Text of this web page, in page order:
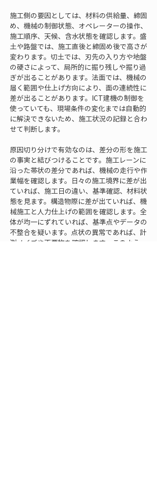
施工側の要因としては、材料の供給量、締固
め、機械の制御状態、オペレーターの操作、
施工順序、天候、含水状態を確認します。盛
土や路盤では、施工直後と締固め後で高さが
変わります。切土では、刃先の入り方や地盤
の硬さによって、局所的に掘り残しや掘り過
ぎが出ることがあります。法面では、機械の
届く範囲や仕上げ方向により、面の連続性に
差が出ることがあります。ICT建機の制御を
使っていても、現場条件の変化までは自動的
に解決できないため、施工状況の記録と合わ
せて判断します。
原因切り分けで有効なのは、差分の形を施工
の事実と結びつけることです。施工レーンに
沿った帯状の差分であれば、機械の走行や作
業幅を確認します。日々の施工境界に差が出
ていれば、施工日の違い、基準確認、材料状
態を見ます。構造物際に差が出ていれば、機
械施工と人力仕上げの範囲を確認します。全
体が均一にずれていれば、基準点やデータの
不整合を疑います。点状の異常であれば、計
測ノイズや不要物を確認します。このよう